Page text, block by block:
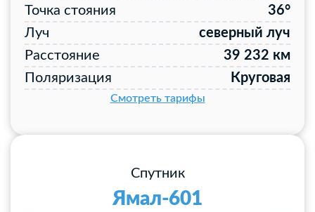
Точка стояния
36°
Луч
северный луч
Расстояние
39 232 км
Поляризация
Круговая
Смотреть тарифы
Спутник
Ямал-601